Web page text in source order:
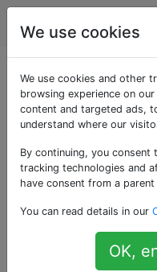
Unix
Un terminale è un
All'interno del
shell).
Qual è
We use cookies
We use cookies and other
browsing experience on
content and targeted ads,
understand where our
By continuing, you
tracking technologies and
have consent from a
You can read details in our
OK,